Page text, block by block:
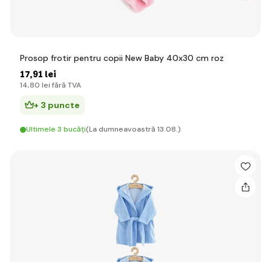
Prosop frotir pentru copii New Baby 40x30 cm roz
17,91 lei
14,80 lei fără TVA
+ 3 puncte
Ultimele 3 bucăți(La dumneavoastră 13.08.)